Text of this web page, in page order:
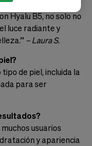
con
Hyalu B5, no solo no
luce radiante y
– Laura S.
de piel, incluida la
para ser
usuarios
y apariencia